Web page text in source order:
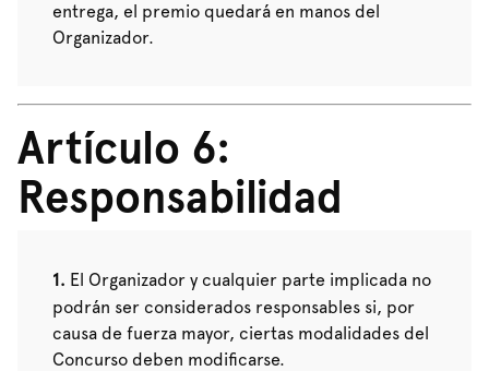
entrega, el premio quedará en manos del
Organizador.
Artículo 6:
Responsabilidad
El Organizador y cualquier parte implicada no
podrán ser considerados responsables si, por
causa de fuerza mayor, ciertas modalidades del
Concurso deben modificarse.